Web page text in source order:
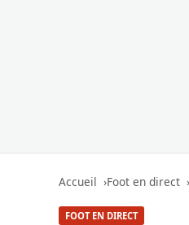
Accueil Foot en direct
FOOT EN DIRECT